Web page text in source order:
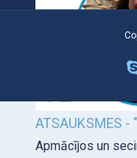
ATSAUKSMES
Apmācījos un